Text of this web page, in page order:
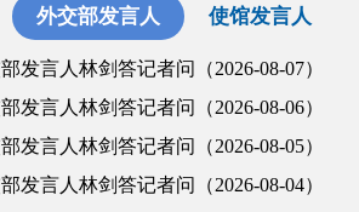
外交部发言人 使馆发言人
发言人林剑答记者问（2026-08-07）
发言人林剑答记者问（2026-08-06）
发言人林剑答记者问（2026-08-05）
发言人林剑答记者问（2026-08-04）